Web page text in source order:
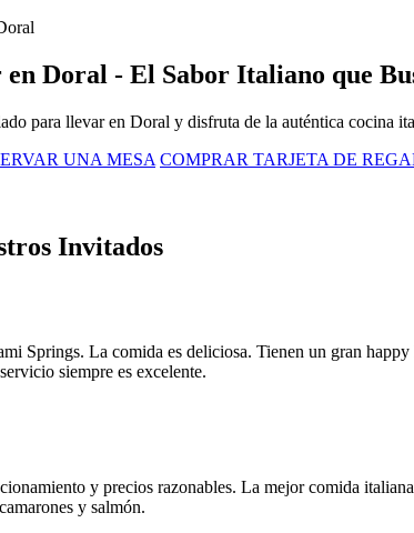
Doral - El Sabor Italiano que
para llevar en Doral y disfruta de la auténtica cocina
UNA MESA COMPRAR TARJETA DE
Invitados
Springs. La comida es deliciosa. Tienen un gran
siempre es excelente.
y precios razonables. La mejor comida
y salmón.